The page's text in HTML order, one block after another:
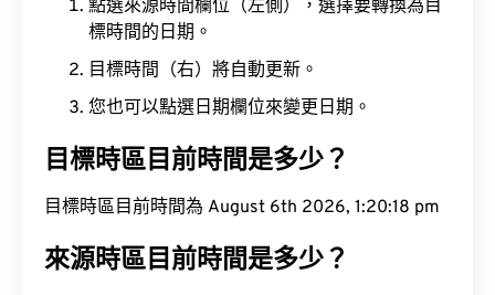
點選來源時間欄位（左側），選擇要轉換為目
標時間的日期。
目標時間（右）將自動更新。
您也可以點選日期欄位來變更日期。
目標時區目前時間是多少？
目標時區目前時間為 August 6th 2026, 1:20:19 pm
來源時區目前時間是多少？